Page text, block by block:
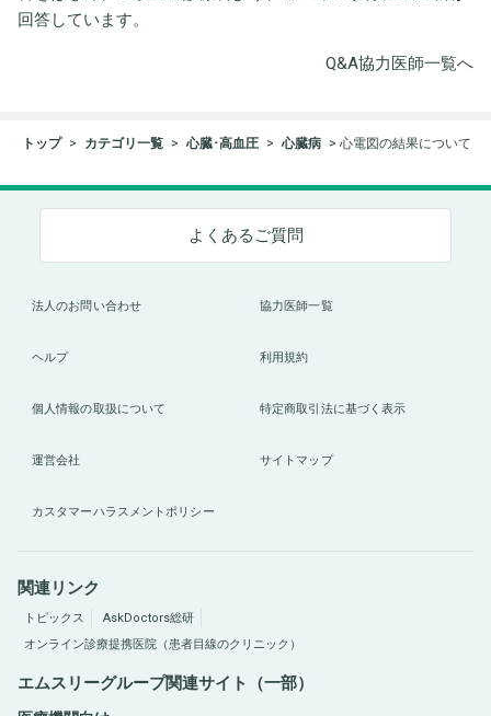
回答しています。
Q&A協力医師一覧へ
トップ カテゴリ一覧 心臓･高血圧 心臓病 心電図の結果について
よくあるご質問
法人のお問い合わせ 協力医師一覧
ヘルプ 利用規約
個人情報の取扱について 特定商取引法に基づく表示
運営会社 サイトマップ
カスタマーハラスメントポリシー
関連リンク
トピックス
AskDoctors総研
オンライン診療提携医院（患者目線のクリニック）
エムスリーグループ関連サイト（一部）